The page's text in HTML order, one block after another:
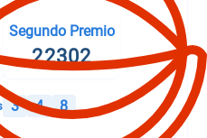
Segundo Premio
22302
3 4 8